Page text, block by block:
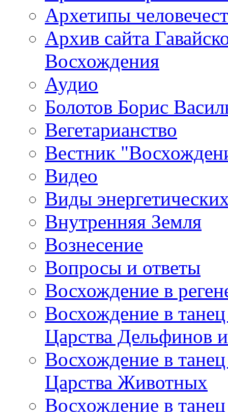
Архетипы
Архив сайта
Восхождения
Аудио
Болотов Борис
Вегетарианство
Вестник
Видео
Виды
Внутренняя Земля
Вознесение
Вопросы и ответы
Восхождение в
Восхождение в
Царства Дельфинов
Восхождение в
Царства Животных
Восхождение в